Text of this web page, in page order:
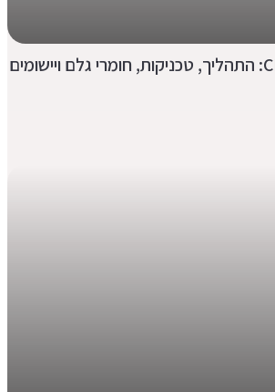
עיבוד שבבי CNC: התהליך, טכניקות, חומרי גלם ויישומים